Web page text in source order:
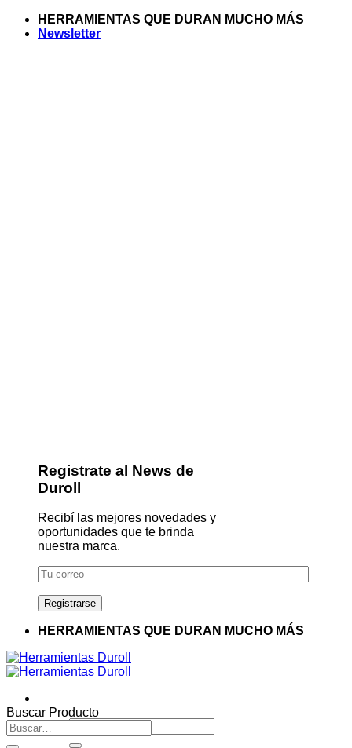
Saltar
HERRAMIENTAS QUE DURAN MUCHO MÁS
Newsletter
Registrate al News de
Duroll
Recibí las mejores novedades y
oportunidades que te brinda
nuestra marca.
HERRAMIENTAS QUE DURAN MUCHO MÁS
Buscar
por:
Buscar Producto
Buscar
por: